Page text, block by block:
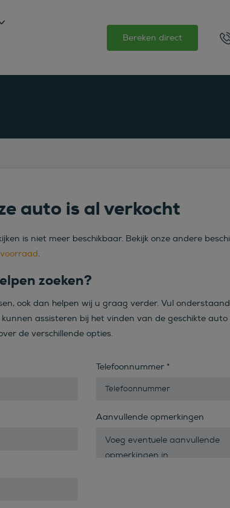
Bereken direct
auto is al verkocht
is niet meer beschikbaar. Bekijk onze andere
.
zoeken?
ook dan helpen wij u graag verder. Vul onderstaand
assisteren bij het vinden van de geschikte auto
de verschillende opties.
Telefoonnummer *
Aanvullende opmerkingen